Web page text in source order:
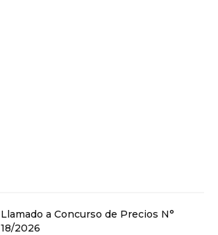
Llamado a Concurso de Precios N°
18/2026